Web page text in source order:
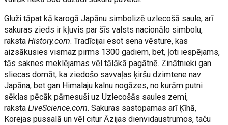
Gluži tāpat kā karogā Japānu simbolizē uzlecošā saule, arī
sakuras zieds ir kļuvis par šīs valsts nacionālo simbolu,
rakstaHistory.com. Tradīcijai esot sena vēsture, kas
aizsākusies vismaz pirms 1300 gadiem, bet, ļoti iespējams,
tās saknes meklējamas vēl tālākā pagātnē. Zinātnieki gan
sliecas domāt, ka ziedošo savvaļas ķiršu dzimtene nav
Japāna, bet gan Himalaju kalnu nogāzes, no kurām putni
sēklas pēcāk pārnesuši uz Uzlecošās saules zemi,
rakstaLiveScience.com. Sakuras sastopamas arī Ķīnā,
Korejas pussalā un vēl citur Āzijas dienvidaustrumos, taču